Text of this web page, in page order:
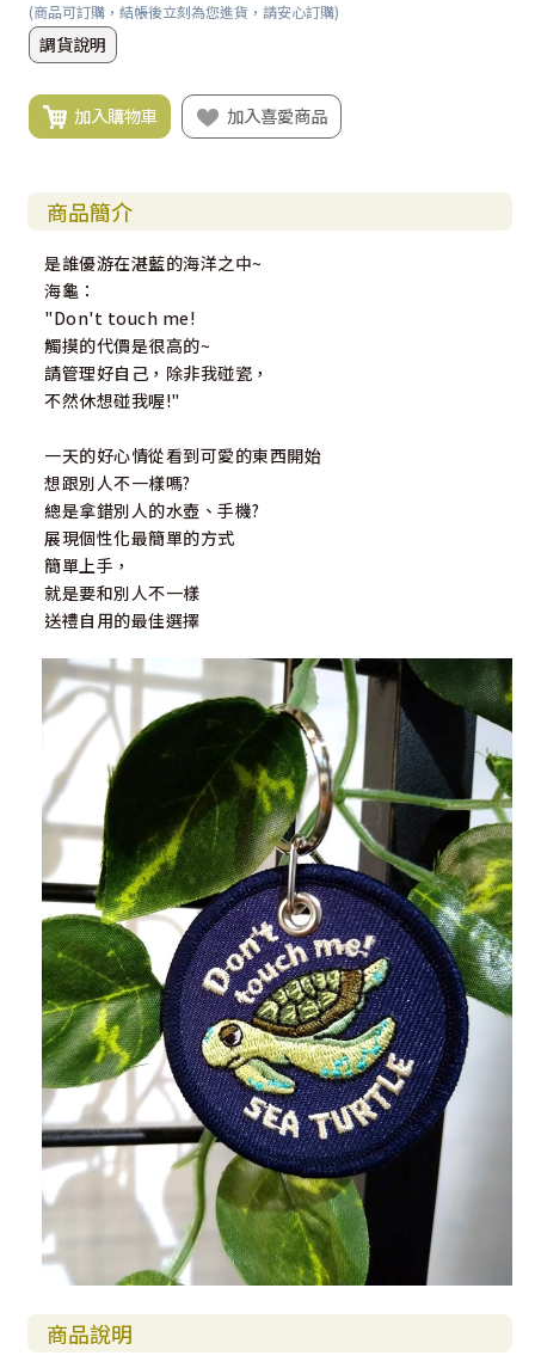
(商品可訂購，結帳後立刻為您進貨，請安心訂購)
調貨說明
加入購物車 加入喜愛商品
商品簡介
是誰優游在湛藍的海洋之中~
海龜：
"Don't touch me!
觸摸的代價是很高的~
請管理好自己，除非我碰瓷，
不然休想碰我喔!"
一天的好心情從看到可愛的東西開始
想跟別人不一樣嗎?
總是拿錯別人的水壺、手機?
展現個性化最簡單的方式
簡單上手，
就是要和別人不一樣
送禮自用的最佳選擇
商品說明